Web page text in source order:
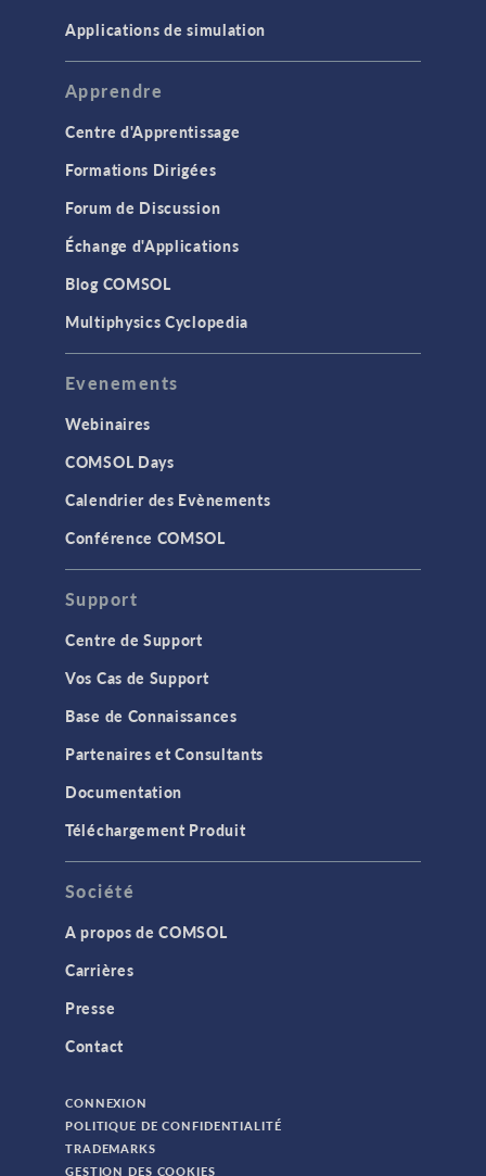
Applications de simulation
Apprendre
Centre d'Apprentissage
Formations Dirigées
Forum de Discussion
Échange d'Applications
Blog COMSOL
Multiphysics Cyclopedia
Evenements
Webinaires
COMSOL Days
Calendrier des Evènements
Conférence COMSOL
Support
Centre de Support
Vos Cas de Support
Base de Connaissances
Partenaires et Consultants
Documentation
Téléchargement Produit
Société
A propos de COMSOL
Carrières
Presse
Contact
CONNEXION
POLITIQUE DE CONFIDENTIALITÉ
TRADEMARKS
GESTION DES COOKIES